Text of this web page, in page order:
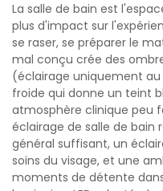
La salle de bain est
plus d'impact sur
se raser, se préparer le
mal conçu crée des
(éclairage uniquement
froide qui donne un teint
atmosphère clinique peu
éclairage de salle de bain
général suffisant, un
soins du visage, et une
moments de détente dans